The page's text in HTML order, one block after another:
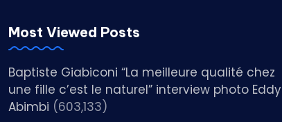
Most Viewed Posts
Baptiste Giabiconi “La meilleure qualité chez
une fille c’est le naturel” interview photo Eddy
Abimbi (603,133)